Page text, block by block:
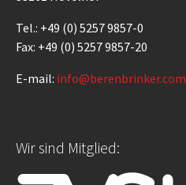
Tel.: +49 (0) 5257 9857-0
Fax: +49 (0) 5257 9857-20
E-mail: info@berenbrinker.com
Wir sind Mitglied: